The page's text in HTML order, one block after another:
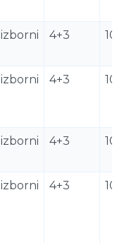
izborni 4+3 10
izborni 4+3 10
izborni 4+3 10
izborni 4+3 10